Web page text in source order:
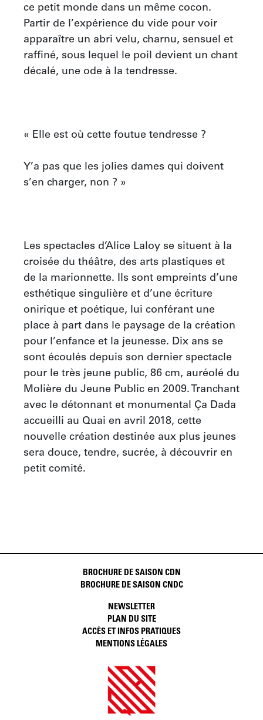
ce petit monde dans un même cocon.
Partir de l’expérience du vide pour voir
apparaître un abri velu, charnu, sensuel et
raffiné, sous lequel le poil devient un chant
décalé, une ode à la tendresse.
« Elle est où cette foutue tendresse ?
Y’a pas que les jolies dames qui doivent
s’en charger, non ? »
Les spectacles d’Alice Laloy se situent à la
croisée du théâtre, des arts plastiques et
de la marionnette. Ils sont empreints d’une
esthétique singulière et d’une écriture
onirique et poétique, lui conférant une
place à part dans le paysage de la création
pour l’enfance et la jeunesse. Dix ans se
sont écoulés depuis son dernier spectacle
pour le très jeune public, 86 cm, auréolé du
Molière du Jeune Public en 2009. Tranchant
avec le détonnant et monumental Ça Dada
accueilli au Quai en avril 2018, cette
nouvelle création destinée aux plus jeunes
sera douce, tendre, sucrée, à découvrir en
petit comité.
BROCHURE DE SAISON CDN
BROCHURE DE SAISON CNDC
NEWSLETTER
PLAN DU SITE
ACCÈS ET INFOS PRATIQUES
MENTIONS LÉGALES